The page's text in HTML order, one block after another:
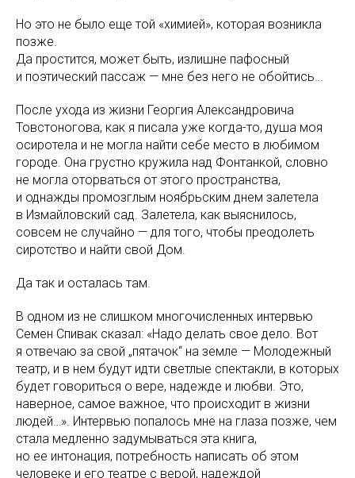
Но это не было еще той «химией», которая возникла
позже.
Да простится, может быть, излишне пафосный
и поэтический пассаж — мне без него не обойтись…
После ухода из жизни Георгия Александровича
Товстоногова, как я писала уже когда-то, душа моя
осиротела и не могла найти себе место в любимом
городе. Она грустно кружила над Фонтанкой, словно
не могла оторваться от этого пространства,
и однажды промозглым ноябрьским днем залетела
в Измайловский сад. Залетела, как выяснилось,
совсем не случайно — для того, чтобы преодолеть
сиротство и найти свой Дом.
Да так и осталась там.
В одном из не слишком многочисленных интервью
Семен Спивак сказал: «Надо делать свое дело. Вот
я отвечаю за свой „пятачок“ на земле — Молодежный
театр, и в нем будут идти светлые спектакли, в которых
будет говориться о вере, надежде и любви. Это,
наверное, самое важное, что происходит в жизни
людей…». Интервью попалось мне на глаза позже, чем
стала медленно задумываться эта книга,
но ее интонация, потребность написать об этом
человеке и его театре с верой, надеждой